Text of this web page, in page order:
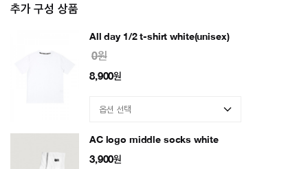
추가 구성 상품
All day 1/2 t-shirt white(unisex)
0원
8,900원
AC logo middle socks white
3,900원